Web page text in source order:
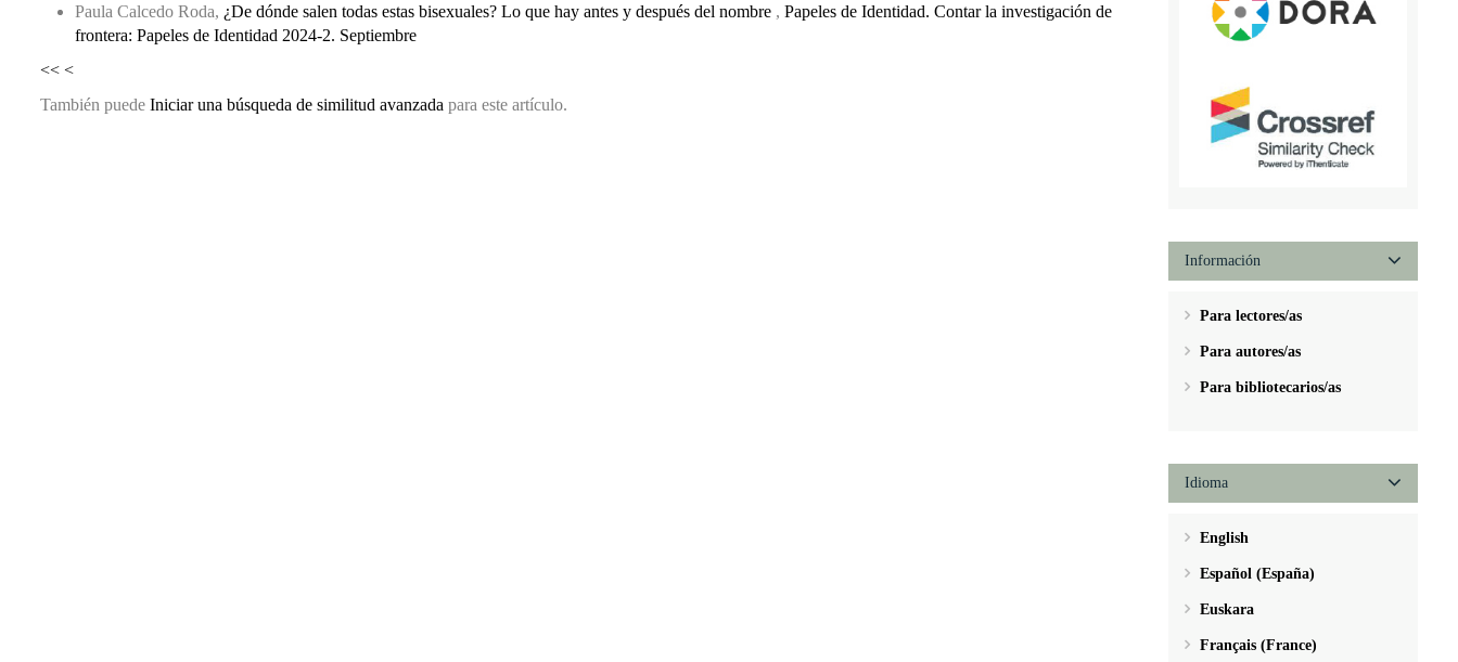
Paula Calcedo Roda, ¿De dónde salen todas estas bisexuales? Lo que hay antes y después del nombre , Papeles de Identidad. Contar la investigación de
frontera: Papeles de Identidad 2024-2. Septiembre
<< <
También puede Iniciar una búsqueda de similitud avanzada para este artículo.
Información
Para lectores/as
Para autores/as
Para bibliotecarios/as
Idioma
English
Español (España)
Euskara
Français (France)